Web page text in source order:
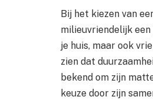
Bij het kiezen van
milieuvriendelijk
je huis, maar ook
zien dat
bekend om zijn
keuze door zijn